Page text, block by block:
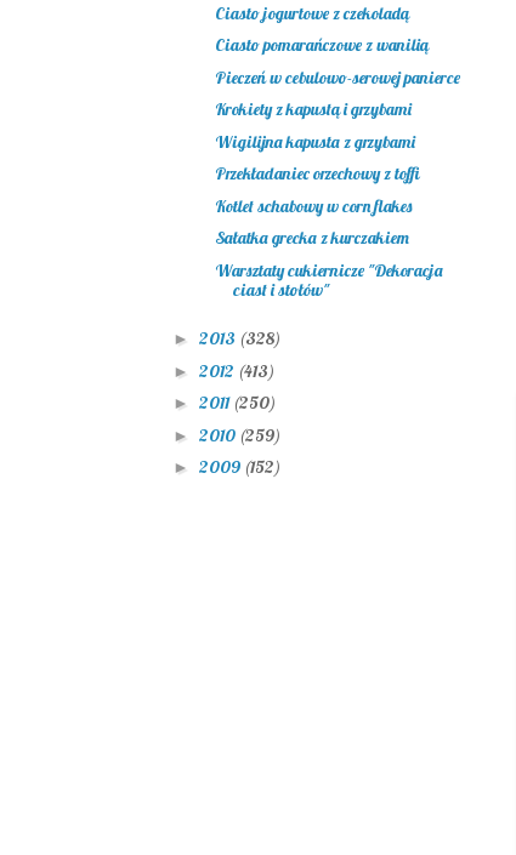
Ciasto jogurtowe z czekoladą
Ciasto pomarańczowe z wanilią
Pieczeń w cebulowo-serowej panierce
Krokiety z kapustą i grzybami
Wigilijna kapusta z grzybami
Przekładaniec orzechowy z toffi
Kotlet schabowy w corn flakes
Sałatka grecka z kurczakiem
Warsztaty cukiernicze "Dekoracja
ciast i stołów"
► 2013 (328)
► 2012 (413)
► 2011 (250)
► 2010 (259)
► 2009 (152)